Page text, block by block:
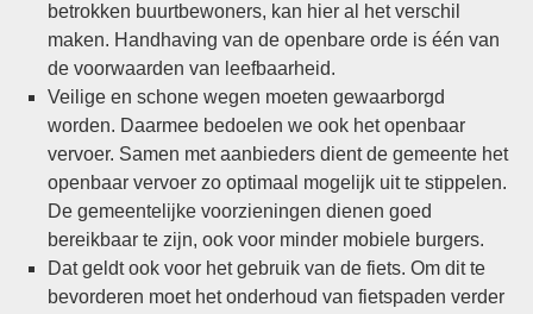
betrokken buurtbewoners, kan hier al het verschil
maken. Handhaving van de openbare orde is één van
de voorwaarden van leefbaarheid.
Veilige en schone wegen moeten gewaarborgd
worden. Daarmee bedoelen we ook het openbaar
vervoer. Samen met aanbieders dient de gemeente het
openbaar vervoer zo optimaal mogelijk uit te stippelen.
De gemeentelijke voorzieningen dienen goed
bereikbaar te zijn, ook voor minder mobiele burgers.
Dat geldt ook voor het gebruik van de fiets. Om dit te
bevorderen moet het onderhoud van fietspaden verder